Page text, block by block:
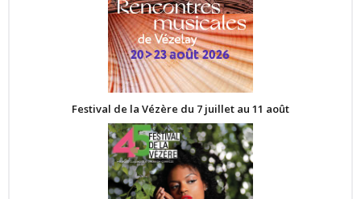
Festival de la Vézère du 7 juillet au 11 août